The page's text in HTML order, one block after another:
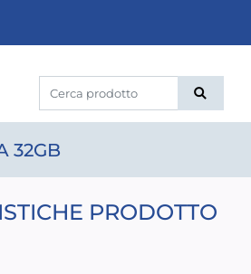
32GB
PRODOTTO